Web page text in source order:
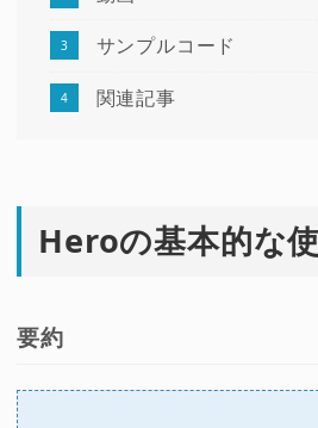
サンプルコード
関連記事
Heroの基本的な
要約